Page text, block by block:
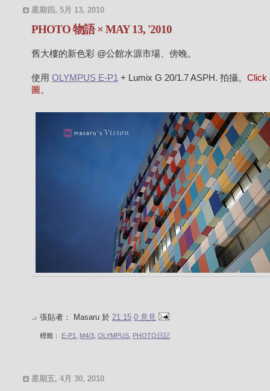
星期四, 5月 13, 2010
PHOTO 物語 × MAY 13, '2010
舊大樓的新色彩 @公館水源市場、傍晚。
使用 OLYMPUS E-P1 + Lumix G 20/1.7 ASPH. 拍攝。 Click
圖。
張貼者： Masaru 於 21:15 0 意見
標籤： E-P1 M4/3 OLYMPUS PHOTO日記
星期五, 4月 30, 2010